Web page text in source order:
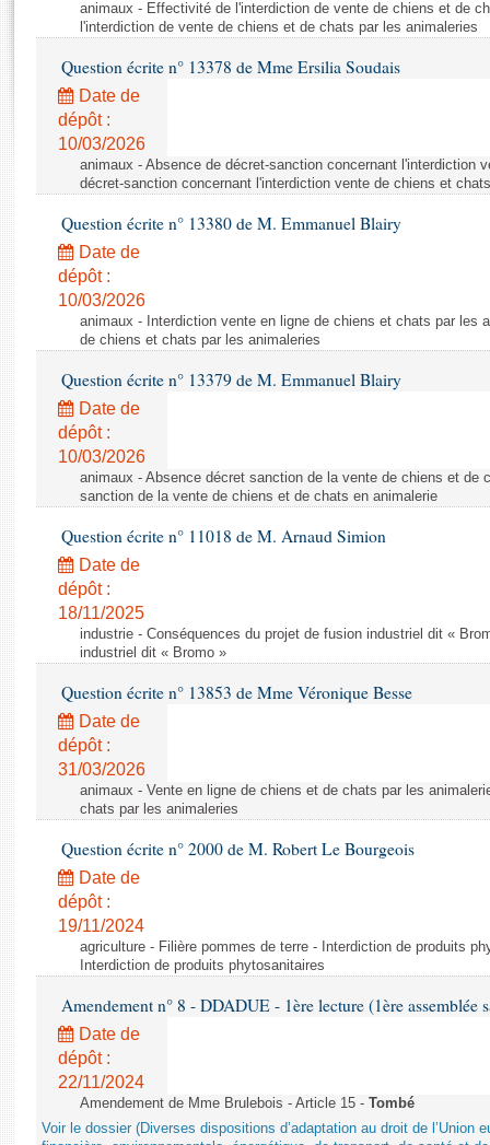
Rapports législatifs
Rapports sur l'application des lois
Baromètre de l’application des lois
Dossiers législatifs
Budget et sécurité sociale
Questions écrites et orales
Comptes rendus des débats
Anciennes législatures
animaux - Effectivité de l'interdiction de vente de chiens et de
l'interdiction de vente de chiens et de chats par les animaleries
Question écrite n° 13378 de Mme Ersilia Soudais
Date de
dépôt :
10/03/2026
animaux - Absence de décret-sanction concernant l'interdiction
décret-sanction concernant l'interdiction vente de chiens et chats
Question écrite n° 13380 de M. Emmanuel Blairy
Date de
dépôt :
10/03/2026
animaux - Interdiction vente en ligne de chiens et chats par les
de chiens et chats par les animaleries
Question écrite n° 13379 de M. Emmanuel Blairy
Date de
dépôt :
10/03/2026
animaux - Absence décret sanction de la vente de chiens et de
sanction de la vente de chiens et de chats en animalerie
Question écrite n° 11018 de M. Arnaud Simion
Date de
dépôt :
18/11/2025
industrie - Conséquences du projet de fusion industriel dit «
industriel dit « Bromo »
Question écrite n° 13853 de Mme Véronique Besse
Date de
dépôt :
31/03/2026
animaux - Vente en ligne de chiens et de chats par les
chats par les animaleries
Question écrite n° 2000 de M. Robert Le Bourgeois
Date de
dépôt :
19/11/2024
agriculture - Filière pommes de terre - Interdiction de produits
Interdiction de produits phytosanitaires
Amendement n° 8 - DDADUE - 1ère lecture (1ère assemblée
Date de
dépôt :
22/11/2024
Amendement de Mme Brulebois - Article 15 - Tombé
Voir le dossier (Diverses dispositions d’adaptation au droit de l’Union